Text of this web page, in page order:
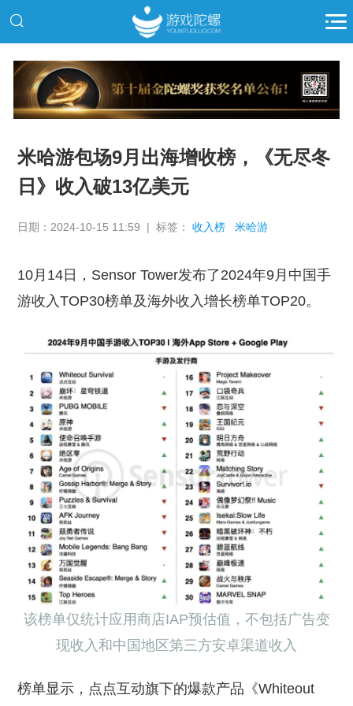
米哈游包场9月出海增收榜，《无尽冬
日》收入破13亿美元
日期：2024-10-15 11:59 | 标签：收入榜 米哈游
10月14日，Sensor Tower发布了2024年9月中国手
游收入TOP30榜单及海外收入增长榜单TOP20。
该榜单仅统计应⽤商店IAP预估值，不包括⼴告变
现收⼊和中国地区第三方安卓渠道收入
榜单显示，点点互动旗下的爆款产品《Whiteout